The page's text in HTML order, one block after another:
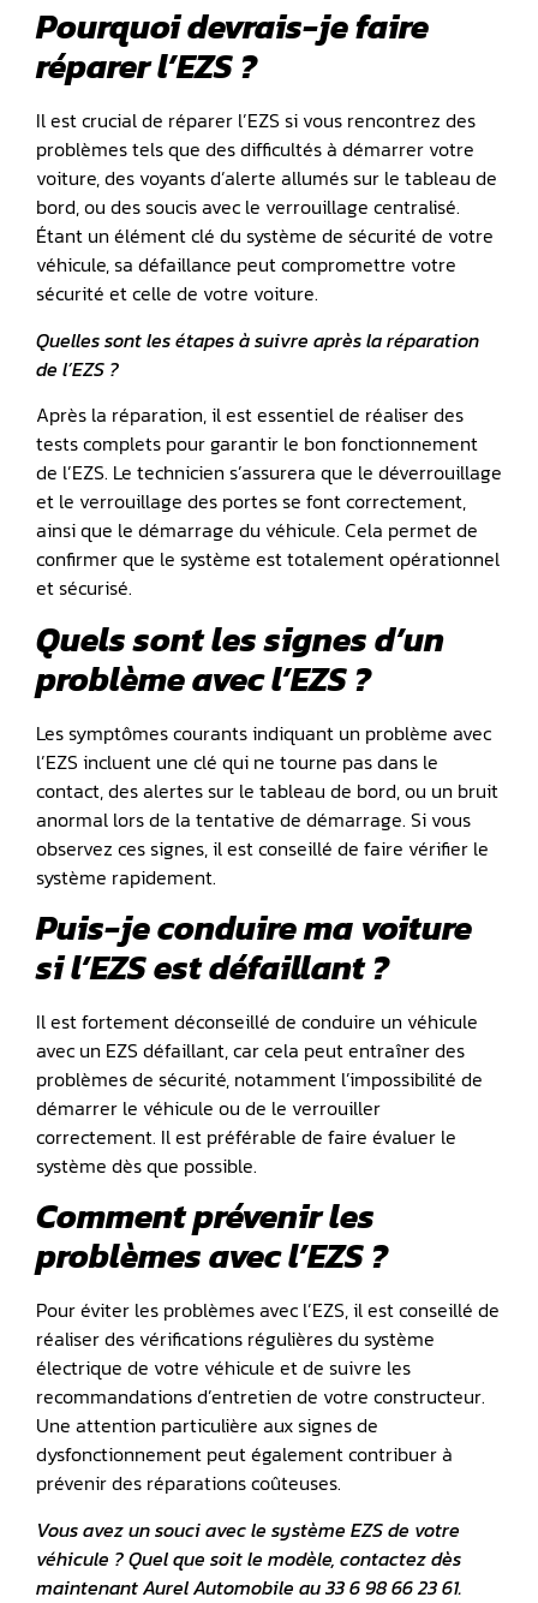
Pourquoi devrais-je faire
réparer l’EZS ?
Il est crucial de réparer l’EZS si vous rencontrez des
problèmes tels que des difficultés à démarrer votre
voiture, des voyants d’alerte allumés sur le tableau de
bord, ou des soucis avec le verrouillage centralisé.
Étant un élément clé du système de sécurité de votre
véhicule, sa défaillance peut compromettre votre
sécurité et celle de votre voiture.
Quelles sont les étapes à suivre après la réparation
de l’EZS ?
Après la réparation, il est essentiel de réaliser des
tests complets pour garantir le bon fonctionnement
de l’EZS. Le technicien s’assurera que le déverrouillage
et le verrouillage des portes se font correctement,
ainsi que le démarrage du véhicule. Cela permet de
confirmer que le système est totalement opérationnel
et sécurisé.
Quels sont les signes d’un
problème avec l’EZS ?
Les symptômes courants indiquant un problème avec
l’EZS incluent une clé qui ne tourne pas dans le
contact, des alertes sur le tableau de bord, ou un bruit
anormal lors de la tentative de démarrage. Si vous
observez ces signes, il est conseillé de faire vérifier le
système rapidement.
Puis-je conduire ma voiture
si l’EZS est défaillant ?
Il est fortement déconseillé de conduire un véhicule
avec un EZS défaillant, car cela peut entraîner des
problèmes de sécurité, notamment l’impossibilité de
démarrer le véhicule ou de le verrouiller
correctement. Il est préférable de faire évaluer le
système dès que possible.
Comment prévenir les
problèmes avec l’EZS ?
Pour éviter les problèmes avec l’EZS, il est conseillé de
réaliser des vérifications régulières du système
électrique de votre véhicule et de suivre les
recommandations d’entretien de votre constructeur.
Une attention particulière aux signes de
dysfonctionnement peut également contribuer à
prévenir des réparations coûteuses.
Vous avez un souci avec le système EZS de votre
véhicule ? Quel que soit le modèle, contactez dès
maintenant Aurel Automobile au 33 6 98 66 23 61.